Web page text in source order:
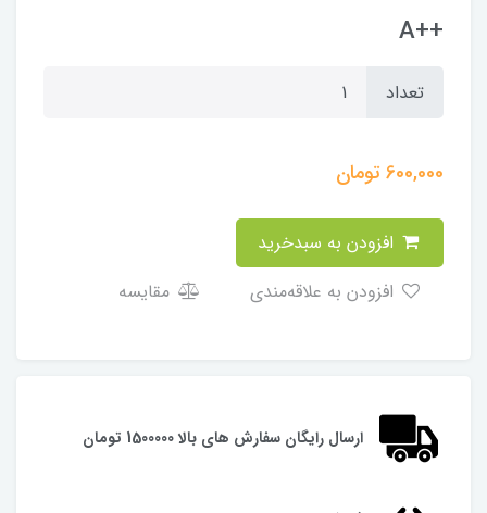
++A
تعداد
600,000تومان
مقایسه
ارسال رایگان سفارش های بالا 1500000 تومان